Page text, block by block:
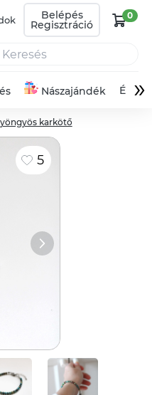
Belépés
Regisztráció
0
Nászajándék »
karkötő
5